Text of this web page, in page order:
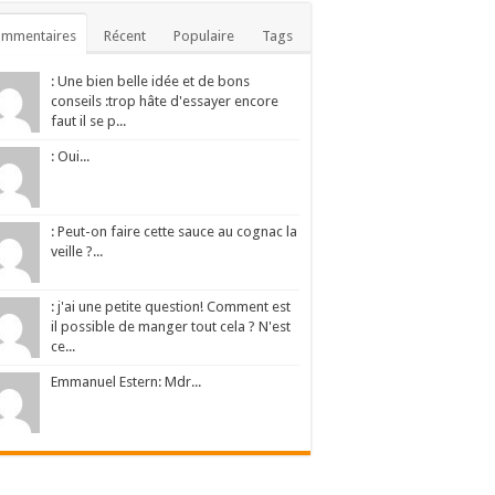
Récent Populaire Tags
: Une bien belle idée et de bons
conseils :trop hâte d'essayer encore
faut il se p...
: Oui...
: Peut-on faire cette sauce au cognac la
veille ?...
: j'ai une petite question! Comment est
il possible de manger tout cela ? N'est
ce...
Emmanuel Estern: Mdr...